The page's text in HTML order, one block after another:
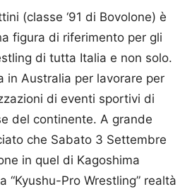
(classe ‘91 di Bovolone) è
figura di riferimento per gli
di tutta Italia e non solo.
in Australia per lavorare per
di eventi sportivi di
del continente. A grande
che Sabato 3 Settembre
in quel di Kagoshima
“Kyushu-Pro Wrestling” realtà